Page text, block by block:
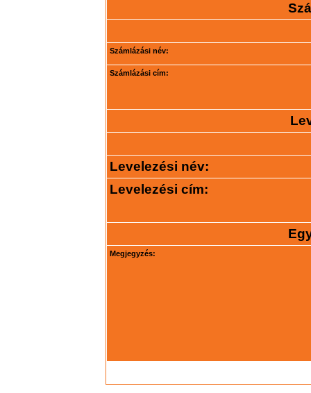
Számlázási név:
Számlázási cím:
Levelezési név:
Levelezési cím:
Megjegyzés: